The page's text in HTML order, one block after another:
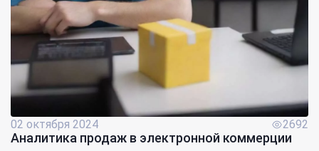
02 октября 2024 2692
Аналитика продаж в электронной коммерции